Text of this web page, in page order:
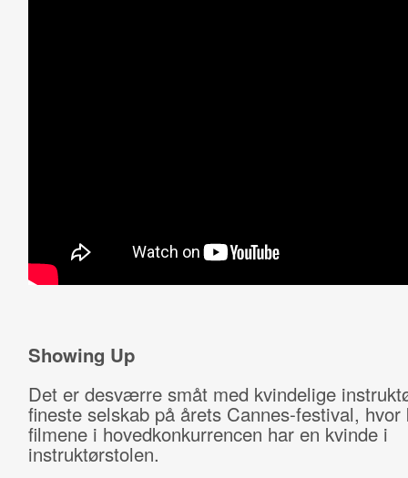
Showing Up
Det er desværre småt med kvindelige
fineste selskab på årets Cannes-festival, hvor
filmene i hovedkonkurrencen har en kvinde i
instruktørstolen.